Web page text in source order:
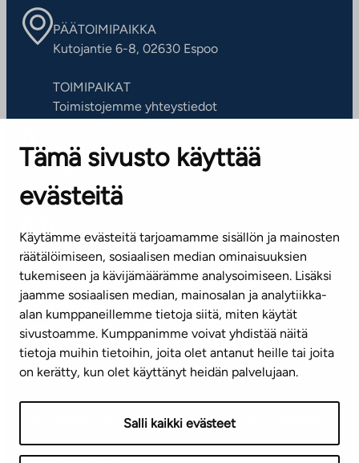
Tämä sivusto käyttää
evästeitä
Käytämme evästeitä tarjoamamme sisällön ja mainosten
räätälöimiseen, sosiaalisen median ominaisuuksien
tukemiseen ja kävijämäärämme analysoimiseen. Lisäksi
jaamme sosiaalisen median, mainosalan ja analytiikka-
alan kumppaneillemme tietoja siitä, miten käytät
sivustoamme. Kumppanimme voivat yhdistää näitä
tietoja muihin tietoihin, joita olet antanut heille tai joita
on kerätty, kun olet käyttänyt heidän palvelujaan.
Salli kaikki evästeet
PÄÄTOIMIPAIKKA
Kutojantie 6-8, 02630 Espoo
TOIMIPAIKAT
Toimistojemme yhteystiedot
ASIAKASPALVELUKESKUS
Puh. 045 7734 3777
(arkisin klo 8-16)
info@ta.fi
Tilaa uutiskirje
Mediapankki
TietosuojaselosteSaavutettavuusseloste